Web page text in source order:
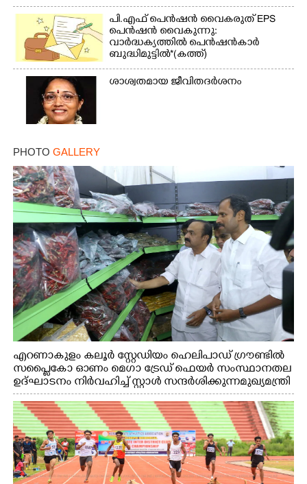
പി.എഫ് പെൻഷൻ വൈകരുത് EPS
പെൻഷൻ വൈകുന്നു:
വാർദ്ധക്യത്തിൽ പെൻഷൻകാർ
ബുദ്ധിമുട്ടിൽ*(കത്ത്)
ശാശ്വതമായ ജീവിതദർശനം
PHOTO GALLERY
എറണാകുളം കലൂർ സ്റ്റേഡിയം ഹെലിപാഡ് ഗ്രൗണ്ടിൽ
സപ്ളൈകോ ഓണം മെഗാ ട്രേഡ് ഫെയർ സംസ്ഥാനതല
ഉദ്ഘാടനം നിർവഹിച്ച് സ്റ്റാൾ സന്ദർശിക്കുന്ന മുഖ്യമന്ത്രി
വി.ഡി. സതീശൻ. മന്ത്രി അനൂപ് ജേക്കബ് സമീപം